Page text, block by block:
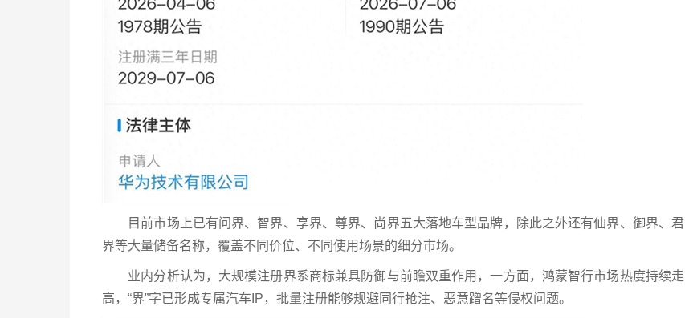
目前市场上已有问界、智界、享界、尊界、尚界五大落地车型品牌，除此之外还有仙界、御界、君
界等大量储备名称，覆盖不同价位、不同使用场景的细分市场。
业内分析认为，大规模注册界系商标兼具防御与前瞻双重作用，一方面，鸿蒙智行市场热度持续走
高，“界”字已形成专属汽车IP，批量注册能够规避同行抢注、恶意蹭名等侵权问题。